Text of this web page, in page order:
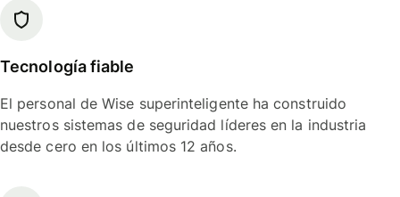
Tecnología fiable
El personal de Wise superinteligente ha construido
nuestros sistemas de seguridad líderes en la industria
desde cero en los últimos 12 años.